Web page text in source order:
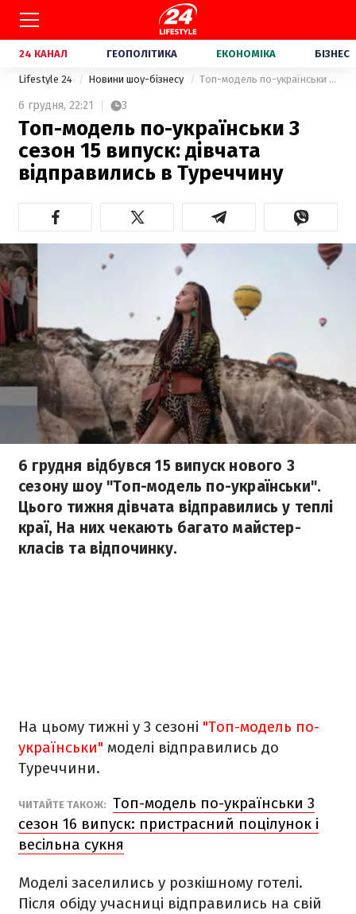
24 КАНАЛ ГЕОПОЛІТИКА ЕКОНОМІКА БІЗНЕС
Lifestyle 24 Новини шоу-бізнесу Топ-модель по-українськи 3 сезон 15 випуск: дівчата відправились в Туреччину
6 грудня, 22:21 3
Топ-модель по-українськи 3
сезон 15 випуск: дівчата
відправились в Туреччину
6 грудня відбувся 15 випуск нового 3
сезону шоу "Топ-модель по-українськи".
Цього тижня дівчата відправились у теплі
краї, На них чекають багато майстер-
класів та відпочинку.
На цьому тижні у 3 сезоні "Топ-модель по-
українськи" моделі відправились до
Туреччини.
ЧИТАЙТЕ ТАКОЖ: Топ-модель по-українськи 3
сезон 16 випуск: пристрасний поцілунок і
весільна сукня
Моделі заселились у розкішному готелі.
Після обіду учасниці відправились на свій